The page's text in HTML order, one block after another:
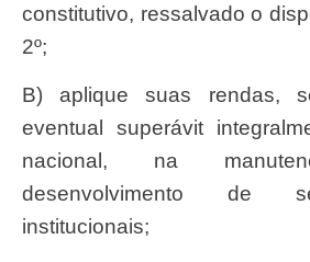
constitutivo, ressalvado o
2º;
b) aplique suas rendas, seus recursos e
eventual superávit
nacional, na
desenvolvimento de
institucionais;